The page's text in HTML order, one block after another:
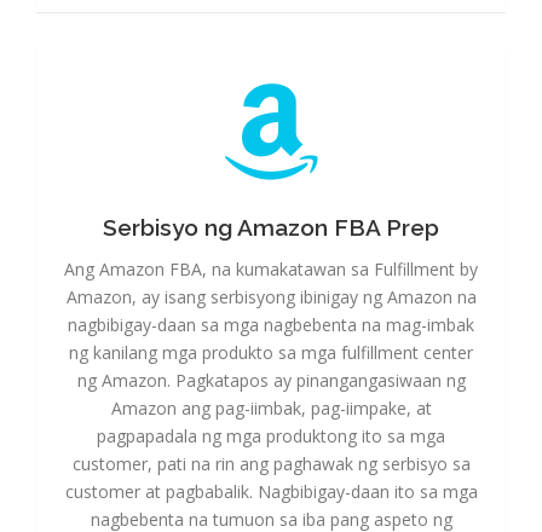
Serbisyo ng Amazon FBA Prep
Serbisyo ng Amazon FBA Prep
Ang Amazon FBA, na kumakatawan sa Fulfillment by
Amazon, ay isang serbisyong ibinigay ng Amazon na
nagbibigay-daan sa mga nagbebenta na mag-imbak
ng kanilang mga produkto sa mga fulfillment center
ng Amazon. Pagkatapos ay pinangangasiwaan ng
Amazon ang pag-iimbak, pag-iimpake, at
pagpapadala ng mga produktong ito sa mga
customer, pati na rin ang paghawak ng serbisyo sa
customer at pagbabalik. Nagbibigay-daan ito sa mga
nagbebenta na tumuon sa iba pang aspeto ng